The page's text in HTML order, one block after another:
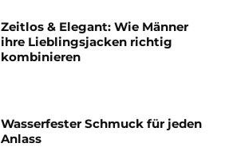
Zeitlos & Elegant: Wie Männer
ihre Lieblingsjacken richtig
kombinieren
Wasserfester Schmuck für jeden
Anlass